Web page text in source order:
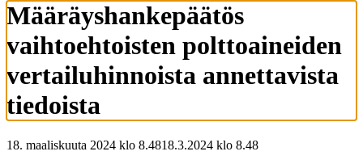
Määräyshankepäätös
vaihtoehtoisten polttoaineiden
vertailuhinnoista annettavista
tiedoista
18. maaliskuuta 2024 klo 8.4818.3.2024 klo 8.48